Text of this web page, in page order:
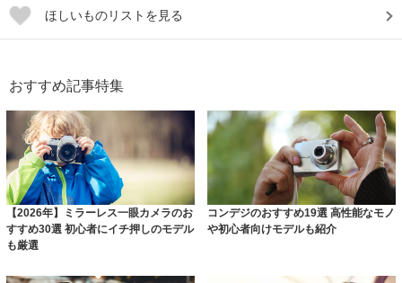
ほしいものリストを見る
おすすめ記事特集
【2026年】ミラーレス一眼カメラのお
すすめ30選 初心者にイチ押しのモデル
も厳選
コンデジのおすすめ19選 高性能なモノ
や初心者向けモデルも紹介